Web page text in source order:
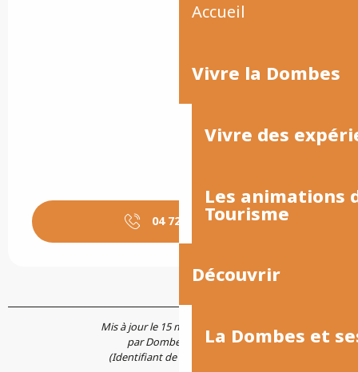
Accueil
Vivre la Dombes
Vivre des
Les animations
Tourisme
Découvrir
La Dombes et
04 72 26 10▒▒
Mis à jour le 15 mars 2021 à 11:34
par Dombes Tourisme
(Identifiant de l'offre :